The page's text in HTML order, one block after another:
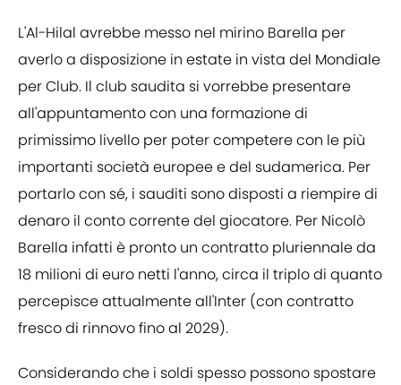
L'Al-Hilal avrebbe messo nel mirino Barella per
averlo a disposizione in estate in vista del Mondiale
per Club. Il club saudita si vorrebbe presentare
all'appuntamento con una formazione di
primissimo livello per poter competere con le più
importanti società europee e del sudamerica. Per
portarlo con sé, i sauditi sono disposti a riempire di
denaro il conto corrente del giocatore. Per Nicolò
Barella infatti è pronto un contratto pluriennale da
18 milioni di euro netti l'anno, circa il triplo di quanto
percepisce attualmente all'Inter (con contratto
fresco di rinnovo fino al 2029).
Considerando che i soldi spesso possono spostare